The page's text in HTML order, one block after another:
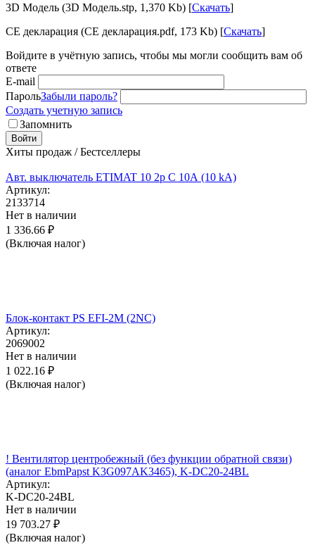
3D Модель (3D Модель.stp, 1,370 Kb) [Скачать]
CE декларация (CE декларация.pdf, 173 Kb) [Скачать]
Войдите в учётную запись, чтобы мы могли сообщить вам об
ответе
E-mail
ПарольЗабыли пароль?
Создать учетную запись
Запомнить
Войти
Хиты продаж / Бестселлеры
Авт. выключатель ETIMAT 10 2p C 10А (10 kA)
Артикул:
2133714
Нет в наличии
1 336.66 ₽
(Включая налог)
Блок-контакт PS EFI-2M (2NC)
Артикул:
2069002
Нет в наличии
1 022.16 ₽
(Включая налог)
! Вентилятор центробежный (без функции обратной связи)
(аналог EbmPapst K3G097AK3465), K-DC20-24BL
Артикул:
K-DC20-24BL
Нет в наличии
19 703.27 ₽
(Включая налог)